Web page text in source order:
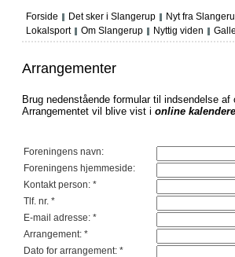
Forside Det sker i Slangerup Nyt fra
Lokalsport
Om Slangerup Nyttig viden
Arrangementer
Brug nedenstående formular til indsendelse
Arrangementet vil blive vist i online
Foreningens navn:
Foreningens hjemmeside:
Kontakt person: *
Tlf. nr. *
E-mail adresse: *
Arrangement: *
Dato for arrangement: *